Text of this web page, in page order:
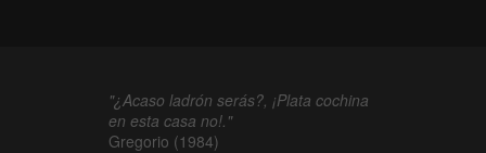
"¿Acaso ladrón serás?, ¡Plata cochina
en esta casa no!."
Gregorio (1984)